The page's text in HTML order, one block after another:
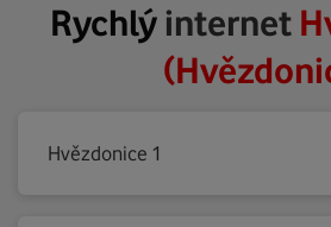
Rychlýinternet
Hvězdonice 1